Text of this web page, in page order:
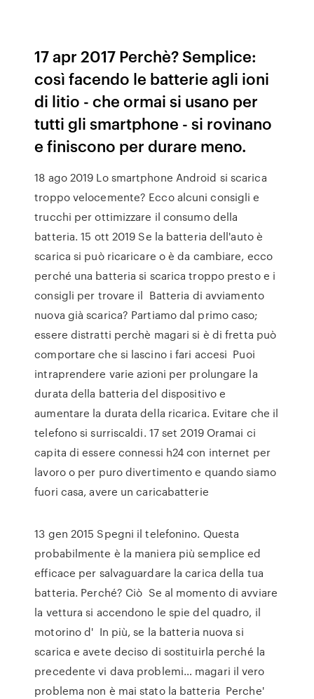
17 apr 2017 Perchè? Semplice:
così facendo le batterie agli ioni
di litio - che ormai si usano per
tutti gli smartphone - si rovinano
e finiscono per durare meno.
18 ago 2019 Lo smartphone Android si scarica
troppo velocemente? Ecco alcuni consigli e
trucchi per ottimizzare il consumo della
batteria. 15 ott 2019 Se la batteria dell'auto è
scarica si può ricaricare o è da cambiare, ecco
perché una batteria si scarica troppo presto e i
consigli per trovare il Batteria di avviamento
nuova già scarica? Partiamo dal primo caso;
essere distratti perchè magari si è di fretta può
comportare che si lascino i fari accesi Puoi
intraprendere varie azioni per prolungare la
durata della batteria del dispositivo e
aumentare la durata della ricarica. Evitare che il
telefono si surriscaldi. 17 set 2019 Oramai ci
capita di essere connessi h24 con internet per
lavoro o per puro divertimento e quando siamo
fuori casa, avere un caricabatterie
13 gen 2015 Spegni il telefonino. Questa
probabilmente è la maniera più semplice ed
efficace per salvaguardare la carica della tua
batteria. Perché? Ciò Se al momento di avviare
la vettura si accendono le spie del quadro, il
motorino d' In più, se la batteria nuova si
scarica e avete deciso di sostituirla perché la
precedente vi dava problemi… magari il vero
problema non è mai stato la batteria Perche'